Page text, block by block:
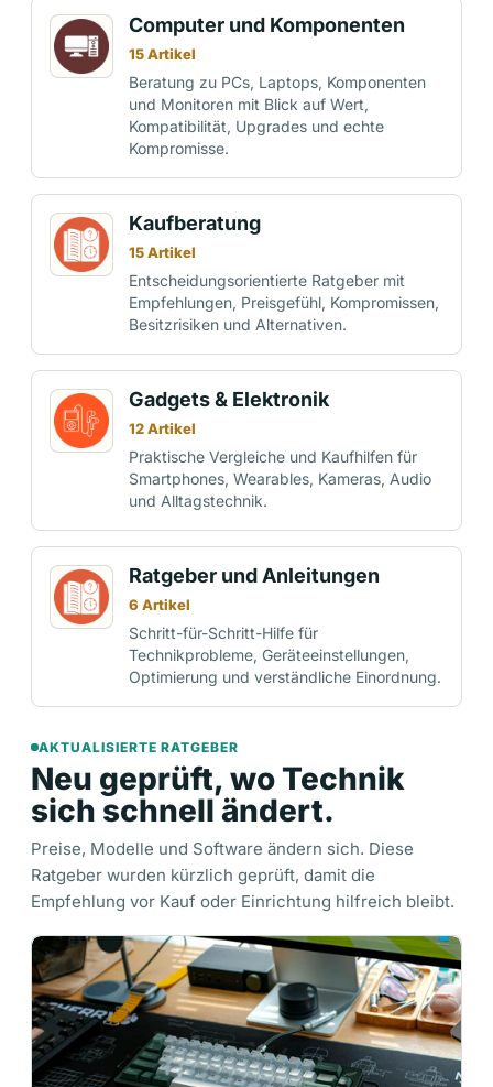
Computer und Komponenten
15 Artikel
Beratung zu PCs, Laptops, Komponenten
und Monitoren mit Blick auf Wert,
Kompatibilität, Upgrades und echte
Kompromisse.
Kaufberatung
15 Artikel
Entscheidungsorientierte Ratgeber mit
Empfehlungen, Preisgefühl, Kompromissen,
Besitzrisiken und Alternativen.
Gadgets & Elektronik
12 Artikel
Praktische Vergleiche und Kaufhilfen für
Smartphones, Wearables, Kameras, Audio
und Alltagstechnik.
Ratgeber und Anleitungen
6 Artikel
Schritt-für-Schritt-Hilfe für
Technikprobleme, Geräteeinstellungen,
Optimierung und verständliche Einordnung.
AKTUALISIERTE RATGEBER
Neu geprüft, wo Technik
sich schnell ändert.
Preise, Modelle und Software ändern sich. Diese
Ratgeber wurden kürzlich geprüft, damit die
Empfehlung vor Kauf oder Einrichtung hilfreich bleibt.